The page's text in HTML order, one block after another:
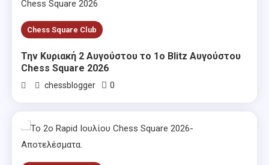
Chess Square Club
Την Κυριακή 2 Αυγούστου το 1ο Blitz Αυγούστου
Chess Square 2026
chessblogger 0